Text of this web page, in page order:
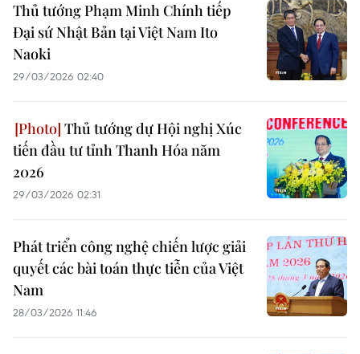
Thủ tướng Phạm Minh Chính tiếp
Đại sứ Nhật Bản tại Việt Nam Ito
Naoki
29/03/2026 02:40
Thủ tướng dự Hội nghị Xúc
tiến đầu tư tỉnh Thanh Hóa năm
2026
29/03/2026 02:31
Phát triển công nghệ chiến lược giải
quyết các bài toán thực tiễn của Việt
Nam
28/03/2026 11:46